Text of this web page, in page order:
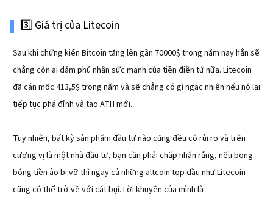
3️⃣ Giá trị của Litecoin
Sau khi chứng kiến Bitcoin tăng lên gần 70000$ trong năm nay hẳn sẽ
chẳng còn ai dám phủ nhận sức mạnh của tiền điện tử nữa. Litecoin
đã cán mốc 413,5$ trong năm và sẽ chẳng có gì ngạc nhiên nếu nó lại
tiếp tục phá đỉnh và tạo ATH mới.
Tuy nhiên, bất kỳ sản phẩm đầu tư nào cũng đều có rủi ro và trên
cương vị là một nhà đầu tư, bạn cần phải chấp nhận rằng, nếu bong
bóng tiền ảo bị vỡ thì ngay cả những altcoin top đầu như Litecoin
cũng có thể trở về với cát bụi. Lời khuyên của mình là